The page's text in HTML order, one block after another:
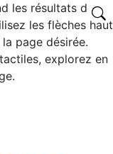
les résultats de
les flèches haut
page désirée.
explorez en